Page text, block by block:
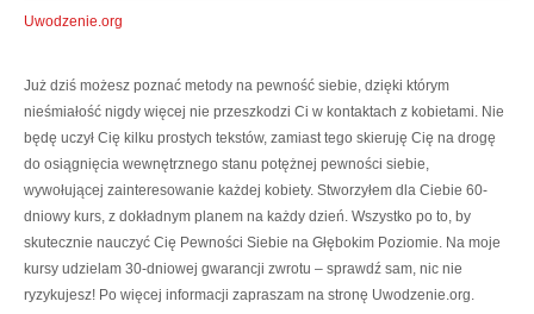
Uwodzenie.org
Już dziś możesz poznać metody na pewność siebie, dzięki którym
nieśmiałość nigdy więcej nie przeszkodzi Ci w kontaktach z kobietami. Nie
będę uczył Cię kilku prostych tekstów, zamiast tego skieruję Cię na drogę
do osiągnięcia wewnętrznego stanu potężnej pewności siebie,
wywołującej zainteresowanie każdej kobiety. Stworzyłem dla Ciebie 60-
dniowy kurs, z dokładnym planem na każdy dzień. Wszystko po to, by
skutecznie nauczyć Cię Pewności Siebie na Głębokim Poziomie. Na moje
kursy udzielam 30-dniowej gwarancji zwrotu – sprawdź sam, nic nie
ryzykujesz! Po więcej informacji zapraszam na stronę Uwodzenie.org.